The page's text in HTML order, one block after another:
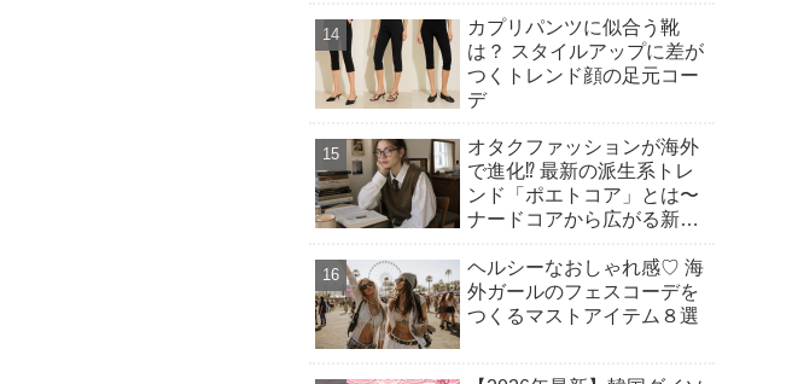
カプリパンツに似合う靴
は？ スタイルアップに差が
つくトレンド顔の足元コー
デ
オタクファッションが海外
で進化⁉︎ 最新の派生系トレ
ンド「ポエトコア」とは〜
ナードコアから広がる新潮
ヘルシーなおしゃれ感♡ 海
外ガールのフェスコーデを
つくるマストアイテム８選